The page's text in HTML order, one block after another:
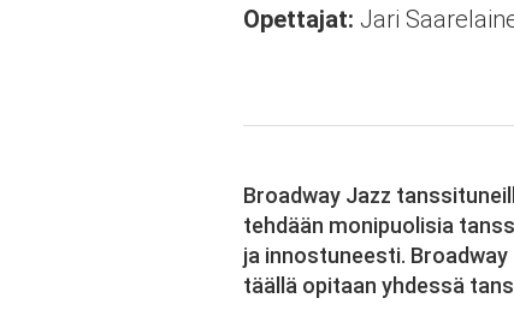
Opettajat: Jari
Broadway Jazz
tehdään monipuolisia
ja innostuneesti.
täällä opitaan yhdessä